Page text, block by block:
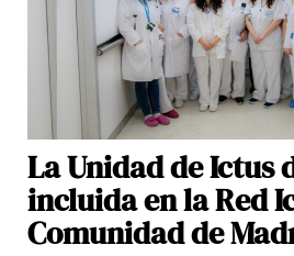
La Unidad de Ictus
incluida en la Red
Comunidad de